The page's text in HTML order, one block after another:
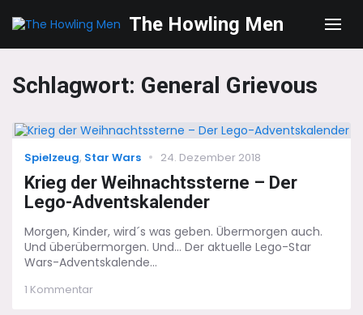
The Howling Men
Schlagwort: General Grievous
Categories
Spielzeug, Star Wars
Posted
24. Dezember 2018
Krieg der Weihnachtssterne – Der
Lego-Adventskalender
Morgen, Kinder, wird´s was geben. Übermorgen auch.
Und überübermorgen. Und... Der aktuelle Lego-Star
Wars-Adventskalende...
1 Kommentarzu